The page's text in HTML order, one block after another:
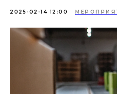
2025-02-14 12:00